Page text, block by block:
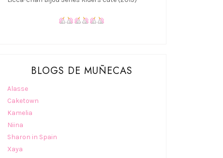
BLOGS DE MUÑECAS
Alasse
Caketown
Kamelia
Niina
Sharon in Spain
Xaya